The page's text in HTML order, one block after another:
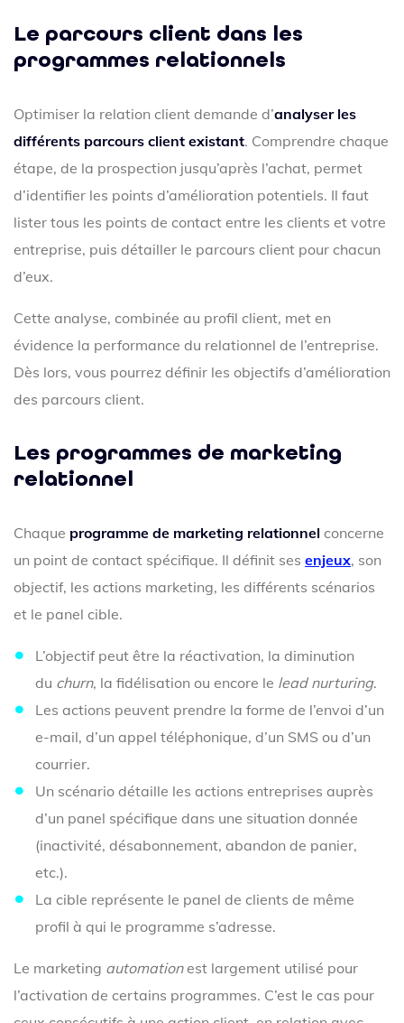
Le parcours client dans les
programmes relationnels
Optimiser la relation client demande d’analyser les
différents parcours client existant. Comprendre chaque
étape, de la prospection jusqu’après l’achat, permet
d’identifier les points d’amélioration potentiels. Il faut
lister tous les points de contact entre les clients et votre
entreprise, puis détailler le parcours client pour chacun
d’eux.
Cette analyse, combinée au profil client, met en
évidence la performance du relationnel de l’entreprise.
Dès lors, vous pourrez définir les objectifs d’amélioration
des parcours client.
Les programmes de marketing
relationnel
Chaque programme de marketing relationnel concerne
un point de contact spécifique. Il définit ses enjeux, son
objectif, les actions marketing, les différents scénarios
et le panel cible.
L’objectif peut être la réactivation, la diminution
du churn, la fidélisation ou encore le lead nurturing.
Les actions peuvent prendre la forme de l’envoi d’un
e-mail, d’un appel téléphonique, d’un SMS ou d’un
courrier.
Un scénario détaille les actions entreprises auprès
d’un panel spécifique dans une situation donnée
(inactivité, désabonnement, abandon de panier,
etc.).
La cible représente le panel de clients de même
profil à qui le programme s’adresse.
Le marketing automationest largement utilisé pour
l’activation de certains programmes. C’est le cas pour